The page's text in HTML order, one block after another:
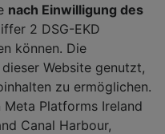
nach Einwilligung des
2 DSG-EKD
können. Die
Website genutzt,
zu ermöglichen.
Platforms Ireland
Canal Harbour,